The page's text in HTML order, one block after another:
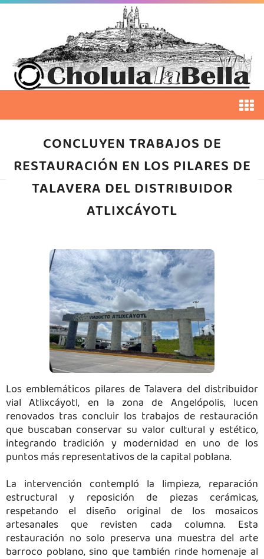
CONCLUYEN TRABAJOS DE
RESTAURACIÓN EN LOS PILARES DE
TALAVERA DEL DISTRIBUIDOR
ATLIXCÁYOTL
Los emblemáticos pilares de Talavera del distribuidor
vial Atlixcáyotl, en la zona de Angelópolis, lucen
renovados tras concluir los trabajos de restauración
que buscaban conservar su valor cultural y estético,
integrando tradición y modernidad en uno de los
puntos más representativos de la capital poblana.
La intervención contempló la limpieza, reparación
estructural y reposición de piezas cerámicas,
respetando el diseño original de los mosaicos
artesanales que revisten cada columna. Esta
restauración no solo preserva una muestra del arte
barroco poblano, sino que también rinde homenaje al